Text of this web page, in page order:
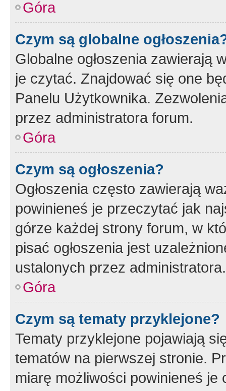
Góra
Czym są globalne
Globalne ogłoszenia zawierają
je czytać. Znajdować się one
Panelu Użytkownika.
przez administratora forum.
Góra
Czym są ogłoszenia?
Ogłoszenia często zawierają
powinieneś je przeczytać jak
górze każdej strony forum, w
pisać ogłoszenia jest
ustalonych przez administratora.
Góra
Czym są tematy przyklejone?
Tematy przyklejone pojawiają
tematów na pierwszej stronie.
miarę możliwości powinieneś je